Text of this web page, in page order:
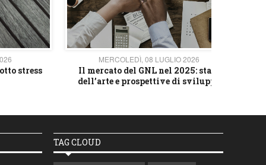
stress
MERCOLEDÌ, 08 LUGLIO 2026
Il mercato del GNL nel 2025: stato
dell’arte e prospettive di sviluppo
TAG CLOUD